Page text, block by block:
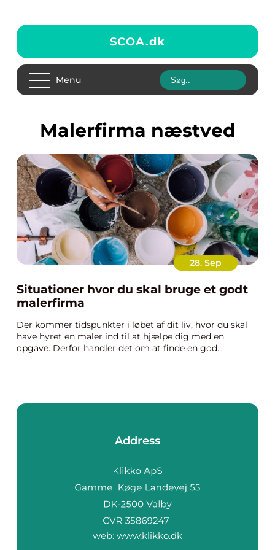
SCOA.dk
Menu
malerfirma næstved
28. Sep
Situationer hvor du skal bruge et godt
malerfirma
Der kommer tidspunkter i løbet af dit liv, hvor du skal
have hyret en maler ind til at hjælpe dig med en
opgave. Derfor handler det om at finde en god...
Address
web: www.klikko.dk